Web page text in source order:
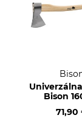
Bison
71,90